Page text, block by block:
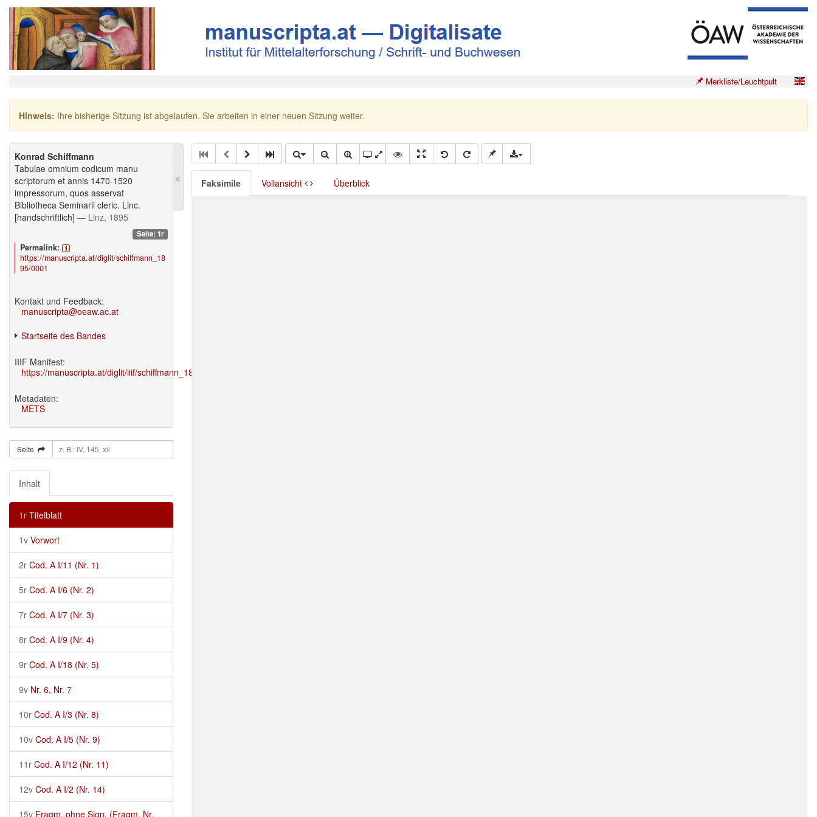
Merkliste/Leuchtpult
Hinweis: Ihre bisherige Sitzung ist abgelaufen. Sie arbeiten in einer neuen Sitzung weiter.
Konrad Schiffmann
Tabulae omnium codicum manu
scriptorum et annis 1470-1520
impressorum, quos asservat
Bibliotheca Seminarii cleric. Linc.
[handschriftlich] — Linz, 1895
Seite: 1r
Permalink:
https://manuscripta.at/diglit/schiffmann_18
95/0001
Kontakt und Feedback:
manuscripta@oeaw.ac.at
Startseite des Bandes
IIIF Manifest:
https://manuscripta.at/diglit/iiif/schiffmann_1895/manifest.json
Metadaten:
METS
Seite
Inhalt
1r Titelblatt
1v Vorwort
2r Cod. A I/11 (Nr. 1)
5r Cod. A I/6 (Nr. 2)
7r Cod. A I/7 (Nr. 3)
8r Cod. A I/9 (Nr. 4)
9r Cod. A I/18 (Nr. 5)
9v Nr. 6, Nr. 7
10r Cod. A I/3 (Nr. 8)
10v Cod. A I/5 (Nr. 9)
11r Cod. A I/12 (Nr. 11)
12v Cod. A I/2 (Nr. 14)
15v Fragm. ohne Sign. (Fragm. Nr.
Faksimile Vollansicht Überblick